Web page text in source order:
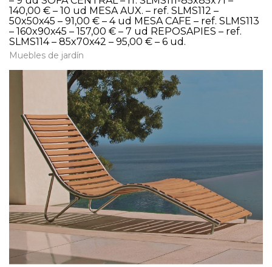
140,00 € – 10 ud MESA AUX. – ref. SLMS112 –
50x50x45 – 91,00 € – 4 ud MESA CAFE – ref. SLMS113
– 160x90x45 – 157,00 € – 7 ud REPOSAPIES – ref.
SLMS114 – 85x70x42 – 95,00 € – 6 ud.
Muebles de jardín